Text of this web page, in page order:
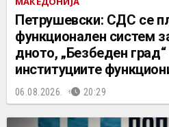
Петрушевски: СДС се
функционален систем
дното, „Безбеден
институциите
06.08.2026. 20:29